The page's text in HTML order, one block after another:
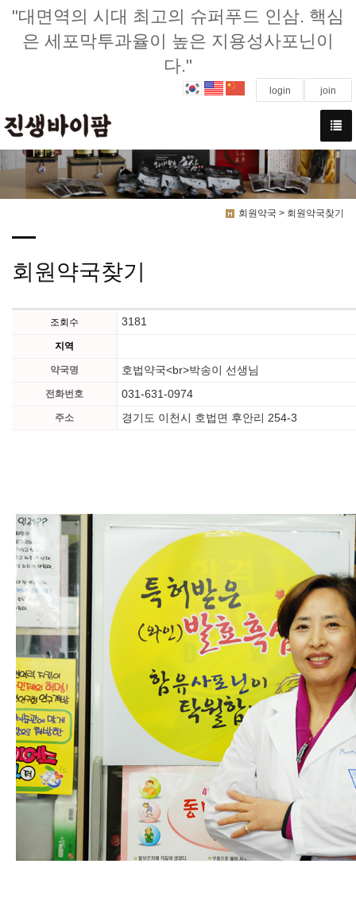
"대면역의 시대 최고의 슈퍼푸드 인삼. 핵심
은 세포막투과율이 높은 지용성사포닌이
다."
login join
회원약국 > 회원약국찾기
회원약국찾기
조회수 3181
지역
약국명 호법약국<br>박송이 선생님
전화번호 031-631-0974
주소 경기도 이천시 호법면 후안리 254-3